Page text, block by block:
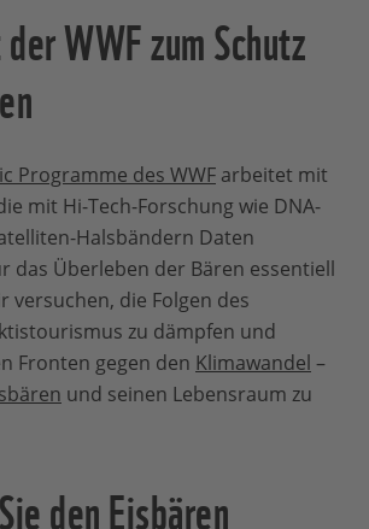
WWF zum Schutz
Programme des WWF arbeitet mit
mit Hi-Tech-Forschung wie DNA-
Halsbändern Daten
das Überleben der Bären essentiell
versuchen, die Folgen des
zu dämpfen und
Fronten gegen den Klimawandel –
und seinen Lebensraum zu
den Eisbären